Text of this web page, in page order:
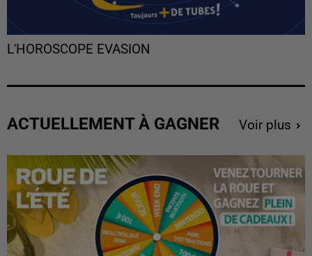
L'HOROSCOPE EVASION
ACTUELLEMENT À GAGNER Voir plus